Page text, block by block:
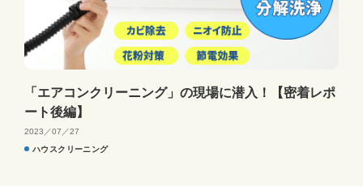
「エアコンクリーニング」の現場に潜入！【密着レポ
ート後編】
2023／07／27
ハウスクリーニング